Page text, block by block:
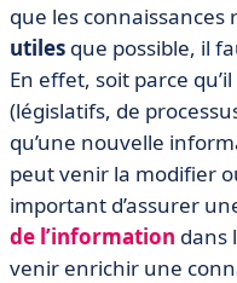
que les connaissances
utiles que possible, il
En effet, soit parce
(législatifs, de
qu’une nouvelle
peut venir la modifier
important d’assurer
de l’information dans
venir enrichir une